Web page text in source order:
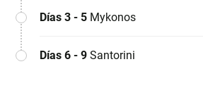
Días 3 - 5 Mykonos
Días 6 - 9 Santorini